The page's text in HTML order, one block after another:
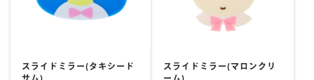
スライドミラー(タキシード
サム)
スライドミラー(マロンクリ
ーム)